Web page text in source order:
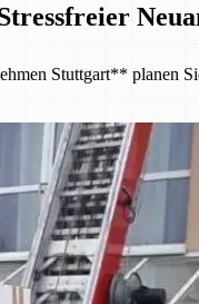
Stuttgart** planen